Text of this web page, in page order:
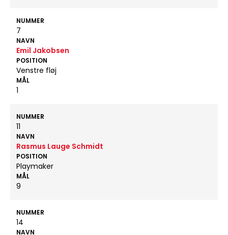
NUMMER
7
NAVN
Emil Jakobsen
POSITION
Venstre fløj
MÅL
1
NUMMER
11
NAVN
Rasmus Lauge Schmidt
POSITION
Playmaker
MÅL
9
NUMMER
14
NAVN